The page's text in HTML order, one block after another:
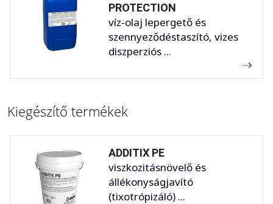
PROTECTION
víz-olaj lepergető és
szennyeződéstaszító, vizes
diszperziós ...
Kiegészítő termékek
ADDITIX PE
viszkozitásnövelő és
állékonyságjavító
(tixotrópizáló) ...